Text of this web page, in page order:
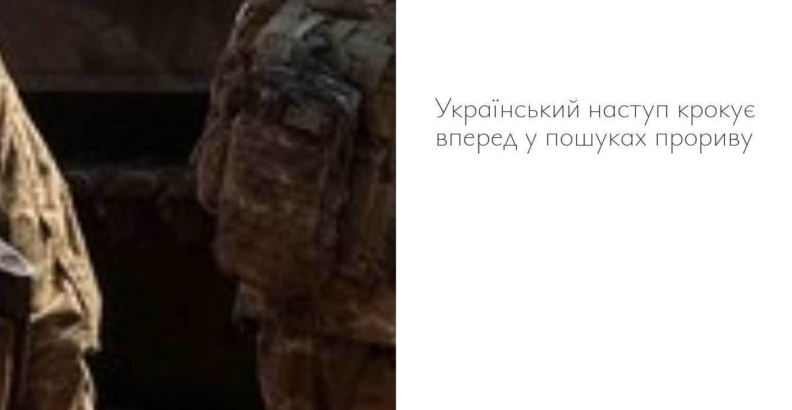
Український наступ крокує
вперед у пошуках прориву